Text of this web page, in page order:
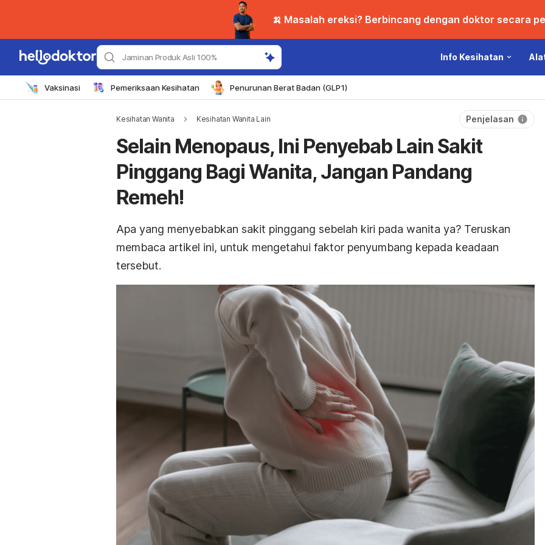
🍌 Masalah ereksi? Berbincang dengan doktor secara
Jaminan Produk Asli 100% Info Kesihatan
Vaksinasi Pemeriksaan Kesihatan Penurunan Berat Badan (GLP1)
Kesihatan Wanita Kesihatan Wanita Lain Penjelasan
Selain Menopaus, Ini Penyebab Lain Sakit
Pinggang Bagi Wanita, Jangan Pandang
Remeh!
Apa yang menyebabkan sakit pinggang sebelah kiri pada wanita ya? Teruskan
membaca artikel ini, untuk mengetahui faktor penyumbang kepada keadaan
tersebut.